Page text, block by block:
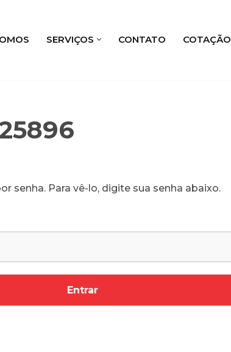
SERVIÇOS CONTATO COTAÇÃO
senha. Para vê-lo, digite sua senha abaixo.